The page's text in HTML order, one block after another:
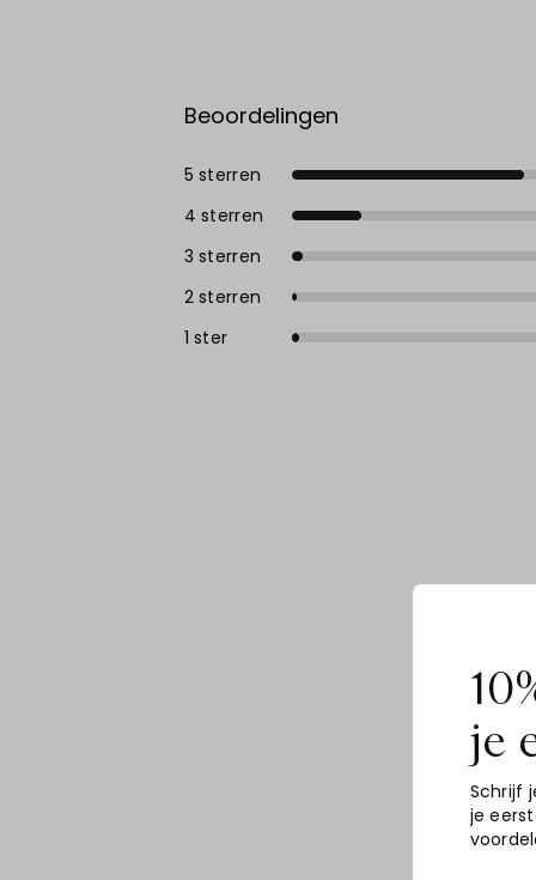
Beoordelingen
5 sterren
4 sterren
3 sterren
2 sterren
1 ster
je
Schrijf
je